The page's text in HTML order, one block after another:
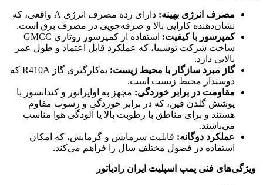
مصرف انرژی بهینه:
دارای رده مصرف انرژی A واقعی، که
نشان‌دهنده کارایی بالا و صرفه‌جویی در مصرف برق است.
کمپرسور با کیفیت:
استفاده از کمپرسور روتاری GMCC
ساخت شرکت توشیبا، که عملکرد قابل اعتماد و طول عمر
بالایی دارد.
گاز مبرد سازگار با محیط زیست:
به‌کارگیری گاز R410A که
دوستدار محیط زیست است. ​
مقاومت در برابر خوردگی: مجهز به اواپراتور و کندانسور با
پوشش گلدن فین، که در برابر خوردگی و رسوب مقاوم
هستند و برای مناطق با رطوبت بالا یا آلودگی هوا مناسب
می‌باشند. ​
عملکرد دوگانه: قابلیت سرمایش و گرمایش، که امکان
استفاده در فصول مختلف سال را فراهم می‌کند. ​
ویژگی‌های فنی پمپ اسپلیت ایران رادیاتور